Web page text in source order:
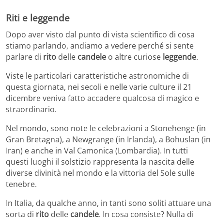
Riti e leggende
Dopo aver visto dal punto di vista scientifico di cosa
stiamo parlando, andiamo a vedere perché si sente
parlare di rito delle candele o altre curiose leggende.
Viste le particolari caratteristiche astronomiche di
questa giornata, nei secoli e nelle varie culture il 21
dicembre veniva fatto accadere qualcosa di magico e
straordinario.
Nel mondo, sono note le celebrazioni a Stonehenge (in
Gran Bretagna), a Newgrange (in Irlanda), a Bohuslan (in
Iran) e anche in Val Camonica (Lombardia). In tutti
questi luoghi il solstizio rappresenta la nascita delle
diverse divinità nel mondo e la vittoria del Sole sulle
tenebre.
In Italia, da qualche anno, in tanti sono soliti attuare una
sorta di rito delle candele. In cosa consiste? Nulla di